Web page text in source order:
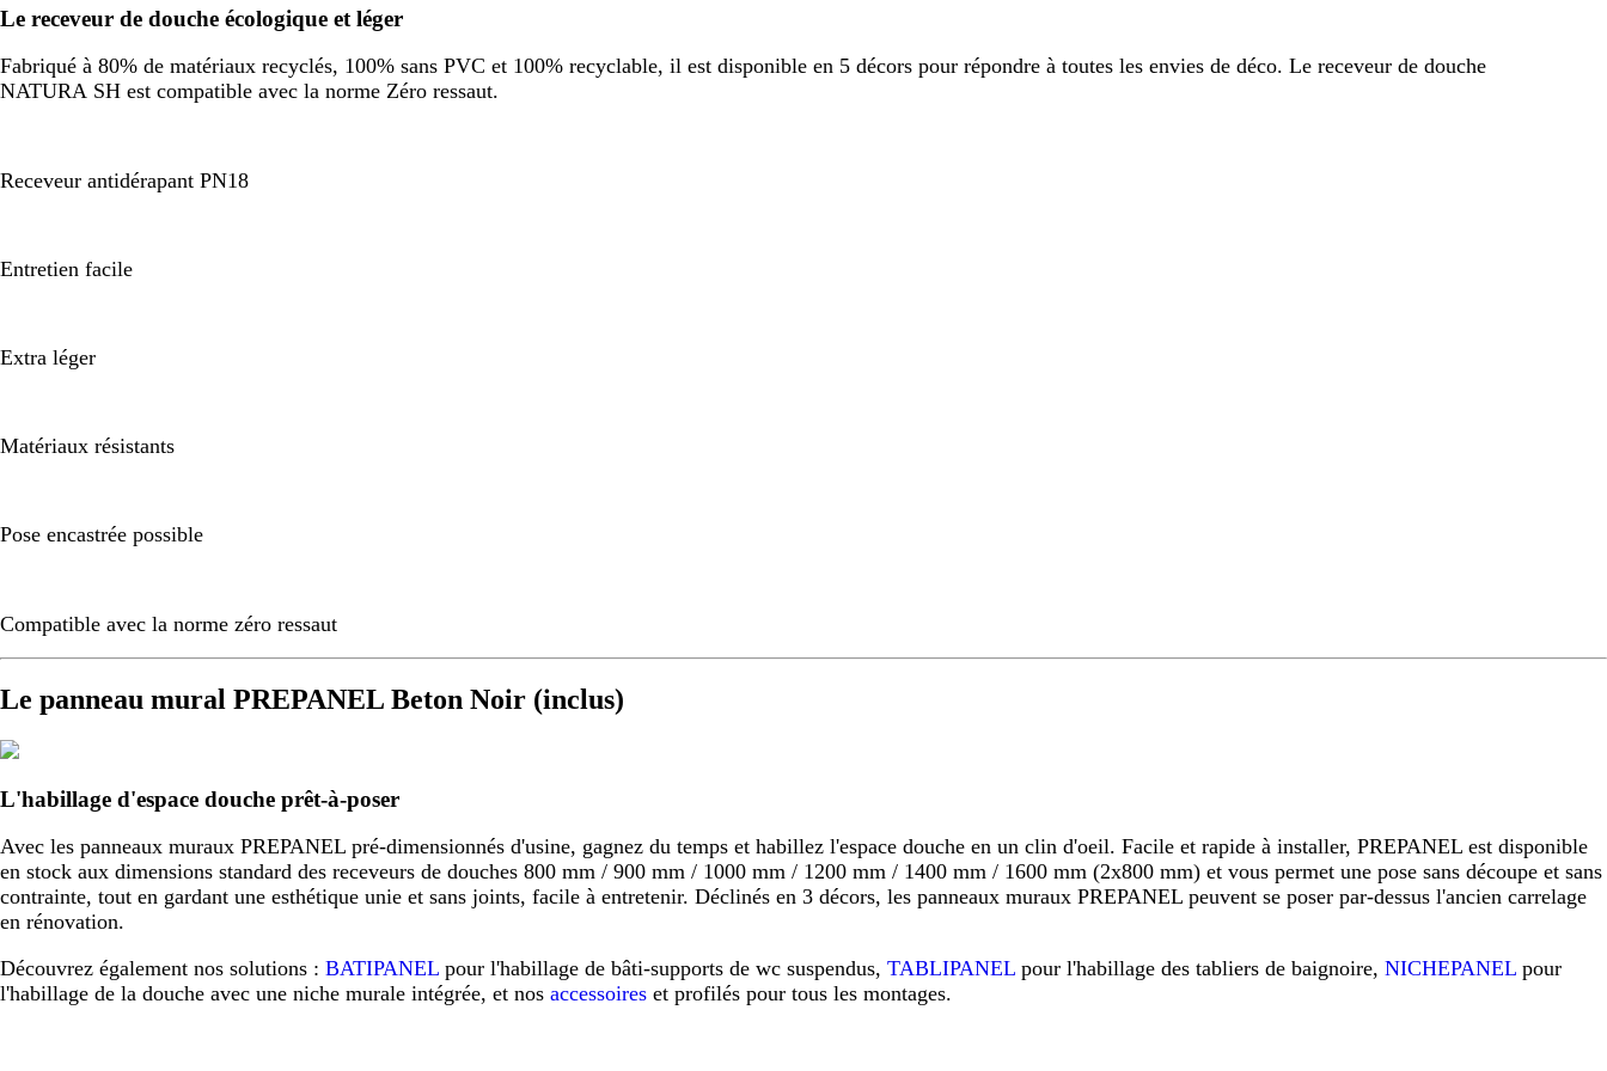
Le receveur de douche écologique et léger
Fabriqué à 80% de matériaux recyclés, 100% sans PVC et 100% recyclable, il est disponible en 5 décors pour répondre à toutes les envies de déco. Le receveur de douche
NATURA SH est compatible avec la norme Zéro ressaut.
Receveur antidérapant PN18
Entretien facile
Extra léger
Matériaux résistants
Pose encastrée possible
Compatible avec la norme zéro ressaut
Le panneau mural PREPANEL Beton Noir (inclus)
L'habillage d'espace douche prêt-à-poser
Avec les panneaux muraux PREPANEL pré-dimensionnés d'usine, gagnez du temps et habillez l'espace douche en un clin d'oeil. Facile et rapide à installer, PREPANEL est disponible
en stock aux dimensions standard des receveurs de douches 800 mm / 900 mm / 1000 mm / 1200 mm / 1400 mm / 1600 mm (2x800 mm) et vous permet une pose sans découpe et sans
contrainte, tout en gardant une esthétique unie et sans joints, facile à entretenir. Déclinés en 3 décors, les panneaux muraux PREPANEL peuvent se poser par-dessus l'ancien carrelage
en rénovation.
Découvrez également nos solutions : BATIPANEL pour l'habillage de bâti-supports de wc suspendus, TABLIPANEL pour l'habillage des tabliers de baignoire, NICHEPANEL pour
l'habillage de la douche avec une niche murale intégrée, et nos accessoires et profilés pour tous les montages.